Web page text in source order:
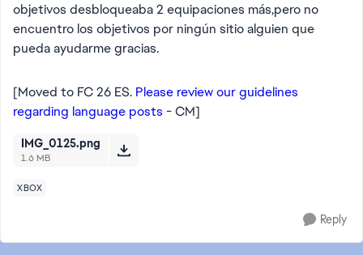
objetivos desbloqueaba 2 equipaciones más,pero no
encuentro los objetivos por ningún sitio alguien que
pueda ayudarme gracias.
[Moved to FC 26 ES. Please review our guidelines
regarding language posts - CM]
IMG_0125.png
1.6 MB
XBOX
Reply